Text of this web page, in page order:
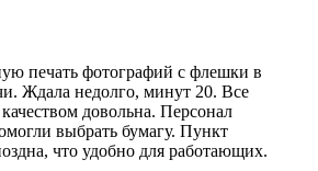
печать фотографий с флешки в
Ждала недолго, минут 20. Все
довольна. Персонал
выбрать бумагу. Пункт
что удобно для работающих.